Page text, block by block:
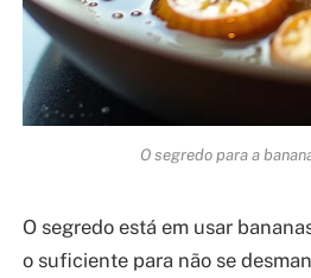
O segredo para a
O segredo está em usar
o suficiente para não se